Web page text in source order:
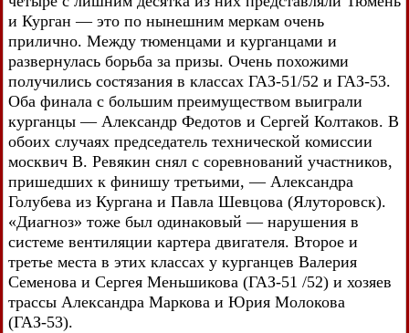
и Курган — это по нынешним меркам очень
прилично. Между тюменцами и курганцами и
развернулась борьба за призы. Очень похожими
получились состязания в классах ГАЗ-51/52 и ГАЗ-53.
Оба финала с большим преимуществом выиграли
курганцы — Александр Федотов и Сергей Колтаков. В
обоих случаях председатель технической комиссии
москвич В. Ревякин снял с соревнований участников,
пришедших к финишу третьими, — Александра
Голубева из Кургана и Павла Шевцова (Ялуторовск).
«Диагноз» тоже был одинаковый — нарушения в
системе вентиляции картера двигателя. Второе и
третье места в этих классах у курганцев Валерия
Семенова и Сергея Меньшикова (ГАЗ-51 /52) и хозяев
трассы Александра Маркова и Юрия Молокова
(ГАЗ-53).